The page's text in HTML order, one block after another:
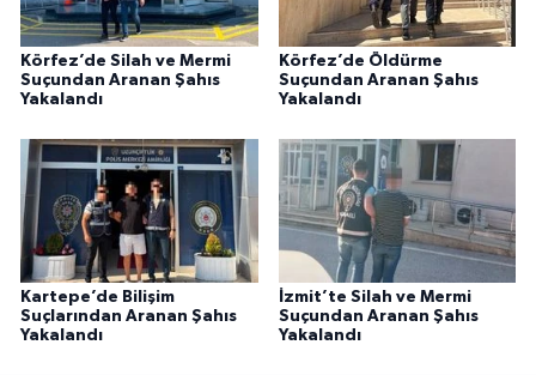
Körfez’de Silah ve Mermi
Suçundan Aranan Şahıs
Yakalandı
Körfez’de Öldürme
Suçundan Aranan Şahıs
Yakalandı
Kartepe’de Bilişim
Suçlarından Aranan Şahıs
Yakalandı
İzmit’te Silah ve Mermi
Suçundan Aranan Şahıs
Yakalandı